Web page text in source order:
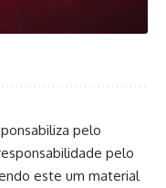
pelo
pelo
este um material